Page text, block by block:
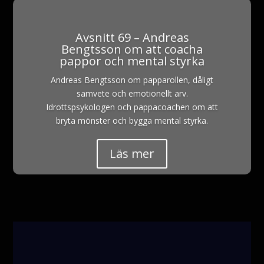
Avsnitt 69 – Andreas
Bengtsson om att coacha
pappor och mental styrka
Andreas Bengtsson om papparollen, dåligt
samvete och emotionellt arv.
Idrottspsykologen och pappacoachen om att
bryta mönster och bygga mental styrka.
Läs mer